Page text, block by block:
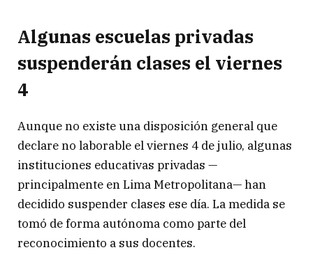
Algunas escuelas privadas
suspenderán clases el viernes
4
Aunque no existe una disposición general que
declare no laborable el viernes 4 de julio, algunas
instituciones educativas privadas —
principalmente en Lima Metropolitana— han
decidido suspender clases ese día. La medida se
tomó de forma autónoma como parte del
reconocimiento a sus docentes.